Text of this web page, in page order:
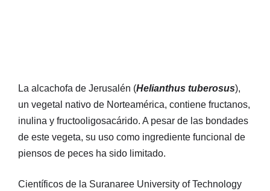
La alcachofa de Jerusalén (Helianthus tuberosus),
un vegetal nativo de Norteamérica, contiene fructanos,
inulina y fructooligosacárido. A pesar de las bondades
de este vegeta, su uso como ingrediente funcional de
piensos de peces ha sido limitado.
Científicos de la Suranaree University of Technology